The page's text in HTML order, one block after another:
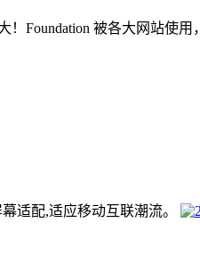
Foundation 被各大网站使用
适配,适应移动互联潮流。